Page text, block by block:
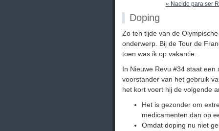
« Nacido para ser
Doping
Zo ten tijde van de
onderwerp. Bij de Tour de
toen was ik op vakantie.
In Nieuwe Revu #34 staat een
voorstander van het gebruik
het kort voert hij de volgende
Het is gezonder om
medicamenten dan op
Omdat doping nu niet